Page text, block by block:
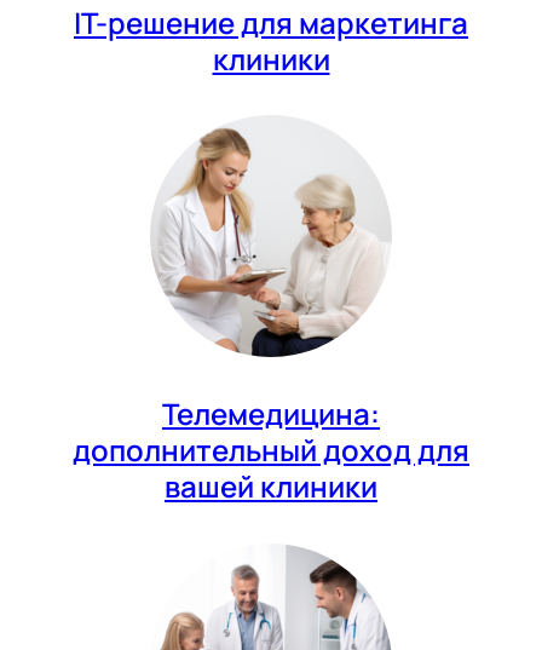
IT-решение для маркетинга
клиники
Телемедицина:
дополнительный доход для
вашей клиники